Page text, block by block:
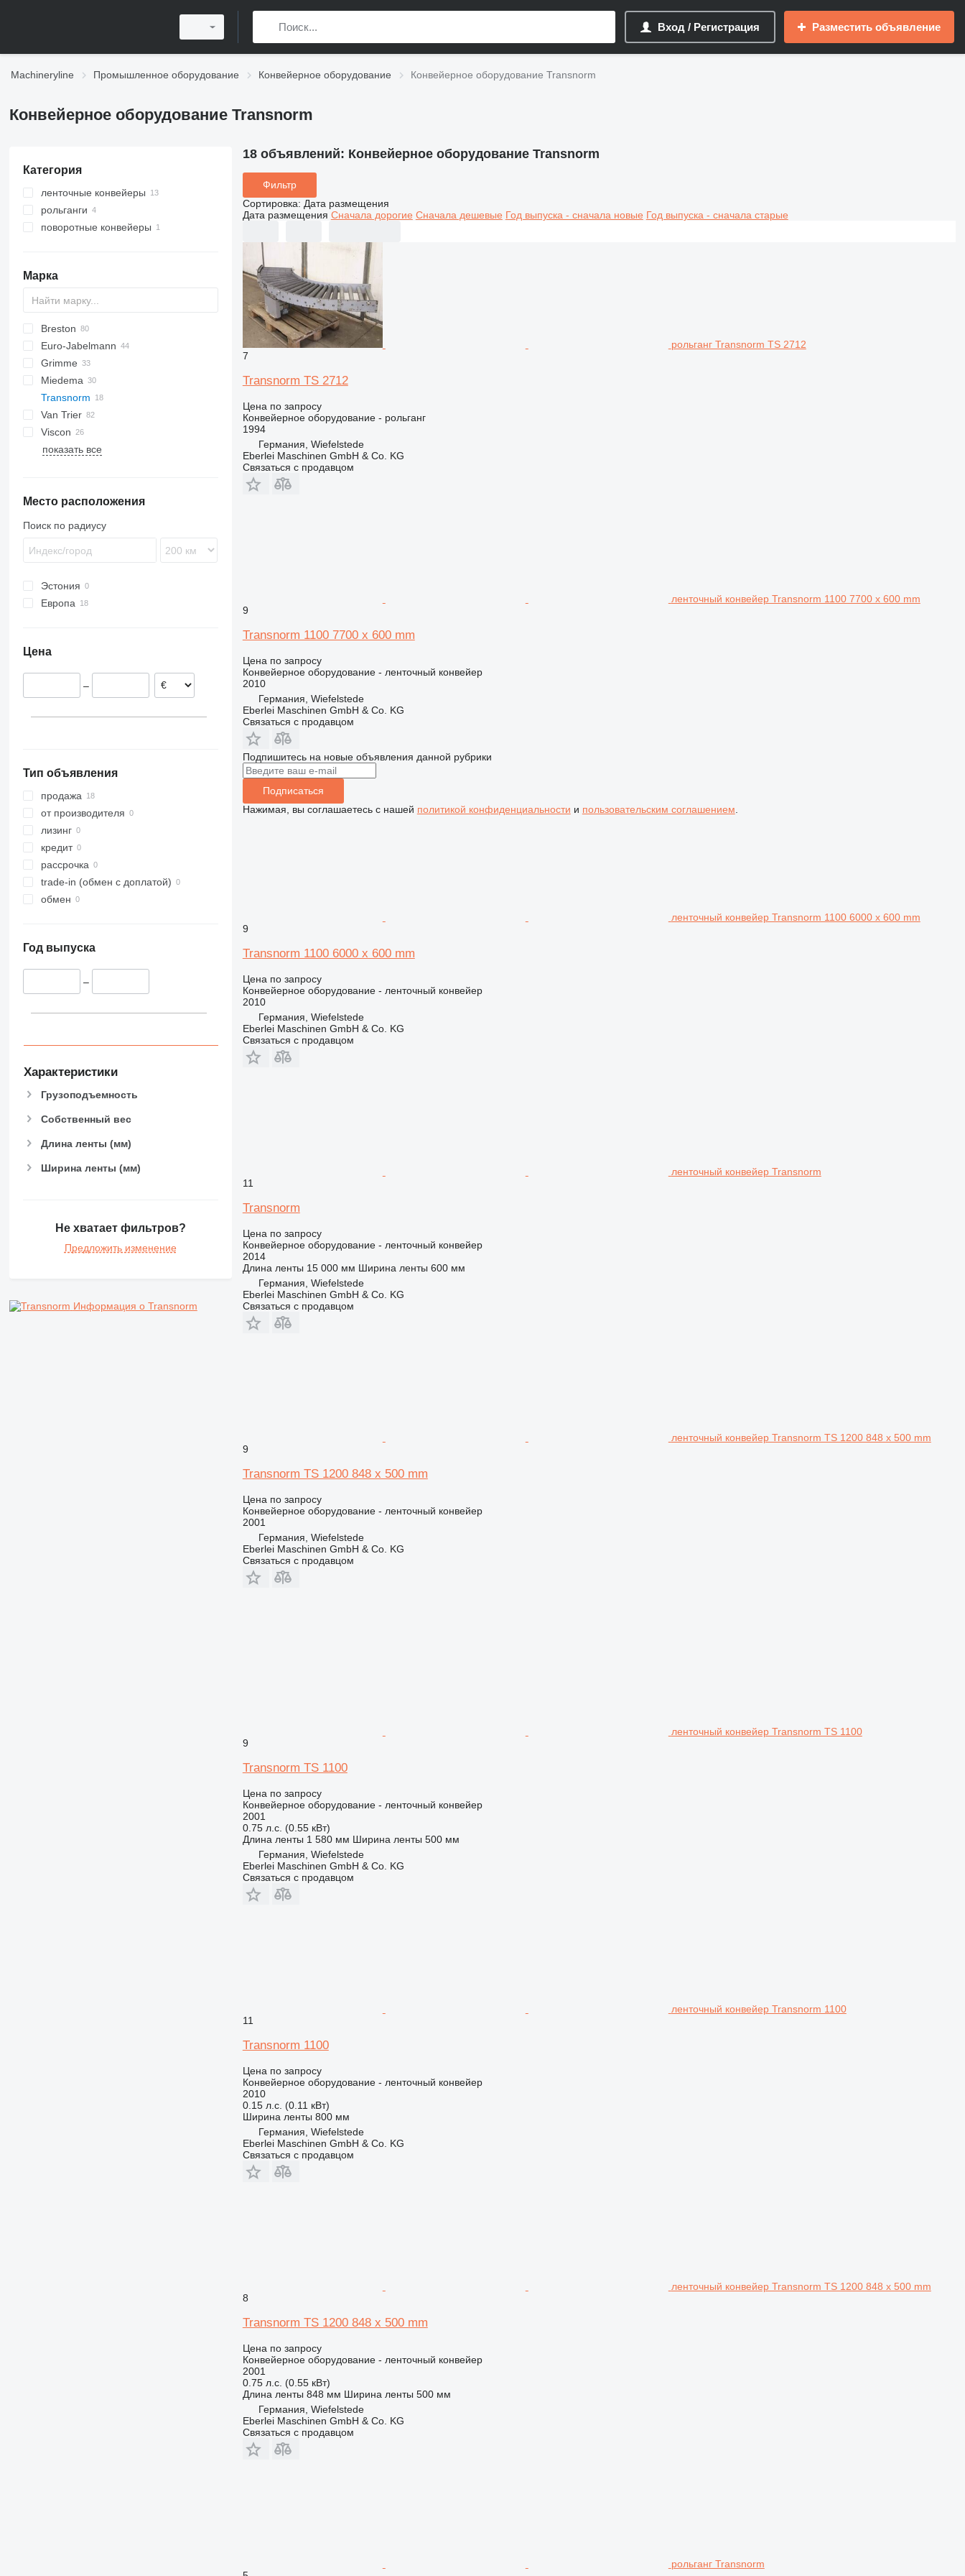
Вход / Регистрация Разместить объявление
Machineryline Промышленное оборудование Конвейерное оборудование Конвейерное оборудование Transnorm
Конвейерное оборудование Transnorm
Категория
ленточные конвейеры
рольганги
поворотные конвейеры
Марка
BM
Breston
Euro-Jabelmann
Grimme
SE
SL
Miedema
LBV
MC
SB
Transnorm
Van Trier
Viscon
W-series
показать все
Место расположения
Поиск по радиусу
Эстония
Европа
Цена
–
Тип объявления
продажа
от производителя
лизинг
кредит
рассрочка
trade-in (обмен с доплатой)
обмен
Год выпуска
–
Характеристики
Грузоподъемность
Собственный вес
Длина ленты (мм)
Ширина ленты (мм)
Не хватает фильтров?
Предложить изменение
Информация о Transnorm
18 объявлений: Конвейерное оборудование Transnorm
Фильтр
Сортировка: Дата размещения
Дата размещения Сначала дорогие Сначала дешевые Год выпуска - сначала новые Год выпуска - сначала старые
рольганг Transnorm TS 2712
7
Transnorm TS 2712
Цена по запросу
Конвейерное оборудование - рольганг
1994
Германия, Wiefelstede
Eberlei Maschinen GmbH & Co. KG
Связаться с продавцом
ленточный конвейер Transnorm 1100 7700 x 600 mm
9
Transnorm 1100 7700 x 600 mm
Цена по запросу
Конвейерное оборудование - ленточный конвейер
2010
Германия, Wiefelstede
Eberlei Maschinen GmbH & Co. KG
Связаться с продавцом
Подпишитесь на новые объявления данной рубрики
Подписаться
Нажимая, вы соглашаетесь с нашей политикой конфиденциальности и пользовательским соглашением
ленточный конвейер Transnorm 1100 6000 x 600 mm
9
Transnorm 1100 6000 x 600 mm
Цена по запросу
Конвейерное оборудование - ленточный конвейер
2010
Германия, Wiefelstede
Eberlei Maschinen GmbH & Co. KG
Связаться с продавцом
ленточный конвейер Transnorm
11
Transnorm
Цена по запросу
Конвейерное оборудование - ленточный конвейер
2014
Длина ленты 15 000 мм Ширина ленты 600 мм
Германия, Wiefelstede
Eberlei Maschinen GmbH & Co. KG
Связаться с продавцом
ленточный конвейер Transnorm TS 1200 848 x 500 mm
9
Transnorm TS 1200 848 x 500 mm
Цена по запросу
Конвейерное оборудование - ленточный конвейер
2001
Германия, Wiefelstede
Eberlei Maschinen GmbH & Co. KG
Связаться с продавцом
ленточный конвейер Transnorm TS 1100
9
Transnorm TS 1100
Цена по запросу
Конвейерное оборудование - ленточный конвейер
2001
0.75 л.с. (0.55 кВт)
Длина ленты 1 580 мм Ширина ленты 500 мм
Германия, Wiefelstede
Eberlei Maschinen GmbH & Co. KG
Связаться с продавцом
ленточный конвейер Transnorm 1100
11
Transnorm 1100
Цена по запросу
Конвейерное оборудование - ленточный конвейер
2010
0.15 л.с. (0.11 кВт)
Ширина ленты 800 мм
Германия, Wiefelstede
Eberlei Maschinen GmbH & Co. KG
Связаться с продавцом
ленточный конвейер Transnorm TS 1200 848 x 500 mm
8
Transnorm TS 1200 848 x 500 mm
Цена по запросу
Конвейерное оборудование - ленточный конвейер
2001
0.75 л.с. (0.55 кВт)
Длина ленты 848 мм Ширина ленты 500 мм
Германия, Wiefelstede
Eberlei Maschinen GmbH & Co. KG
Связаться с продавцом
рольганг Transnorm